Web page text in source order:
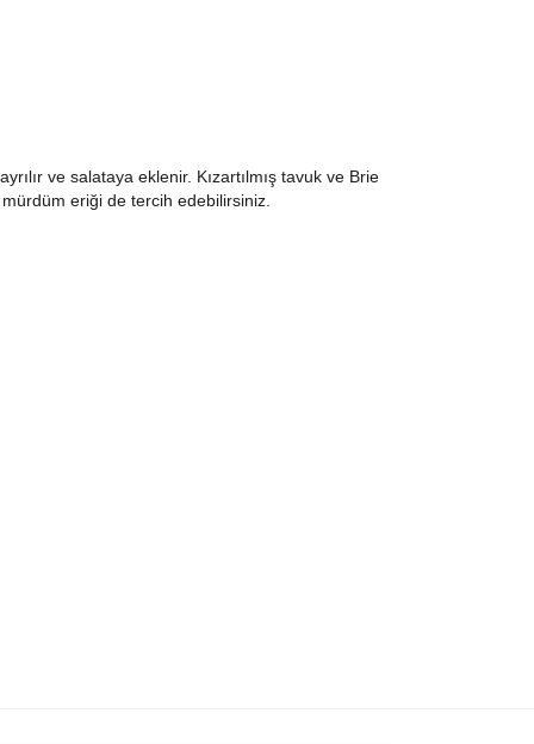
ve salataya eklenir. Kızartılmış tavuk ve Brie
eriği de tercih edebilirsiniz.